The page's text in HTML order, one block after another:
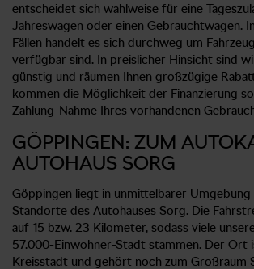
entscheidet sich wahlweise für eine
Jahreswagen oder einen Gebrauchtwagen.
Fällen handelt es sich durchweg um
verfügbar sind. In preislicher Hinsicht sind
günstig und räumen Ihnen großzügige
kommen die Möglichkeit der Finanzierung
Zahlung-Nahme Ihres vorhandenen
GÖPPINGEN: ZUM
AUTOHAUS SORG
Göppingen liegt in unmittelbarer Umgebung
Standorte des Autohauses Sorg. Die
auf 15 bzw. 23 Kilometer, sodass viele
57.000-Einwohner-Stadt stammen. Der Ort
Kreisstadt und gehört noch zum Großraum